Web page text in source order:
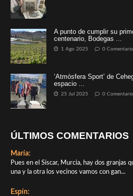
A punto de cumplir su
centenario, Bodegas ...
1 Ago 2025 0
‘Atmósfera Sport’ de
espacio ...
25 Jul 2025 0
ÚLTIMOS COMENTARIOS
María:
Pues en el Siscar, Murcia, hay dos granjas
una y la otra los vecinos vamos con gan...
Espín: